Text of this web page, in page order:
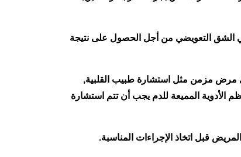
الشق التعويضي من أجل الحصول على نتيجة
مرض مزمن مثل استشارة طبيب القلبية,
المميعة للدم يجب أن تتم استشارة
قبل اتخاذ الإجراءات المناسبة.